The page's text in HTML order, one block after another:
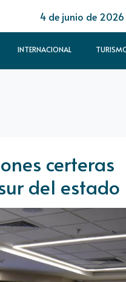
4 de junio de 2026
INTERNACIONAL
certeras
del estado